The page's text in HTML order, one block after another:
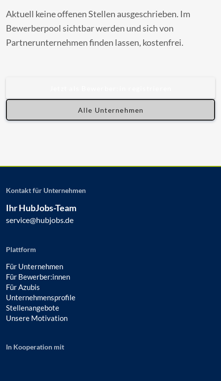
Aktuell keine offenen Stellen ausgeschrieben. Im
Bewerberpool sichtbar werden und sich von
Partnerunternehmen finden lassen, kostenfrei.
Alle Unternehmen
Kontakt für Unternehmen
Ihr HubJobs-Team
service@hubjobs.de
Plattform
Für Unternehmen
Für Bewerber:innen
Für Azubis
Unternehmensprofile
Stellenangebote
Unsere Motivation
In Kooperation mit